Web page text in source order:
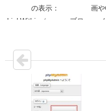
の表示：
LinkWithin（seesaaブロ
画